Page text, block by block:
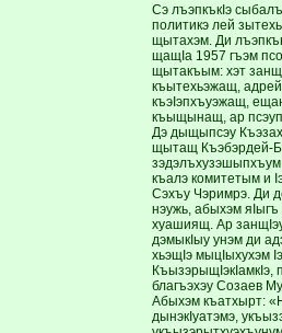
Сэ лъэпкъкIэ
политикэ лей
щытахэм. Ди
щащIа 1957 гъэм
щытакъым: хэт
къытехьэжащ,
къэIэпхъуэжащ,
къыщынащ, ар
Дэ дыщыпсэу
щытащ Къэбэрдей-
къалэ комитетым и
Сэхъу Чэримрэ. Ди
нэужь, абыхэм
хуашиящ. Ар
дэмыкIыу унэм ди
хьэщIэ мыцIыхухэм
КъызэрыщIэкIамкIэ,
благъэхэу Созаев
Абыхэм къатхырт:
дынэкIуатэмэ,